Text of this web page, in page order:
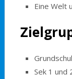
Eine Welt
Sek 1 und